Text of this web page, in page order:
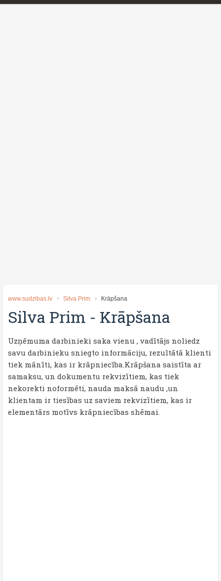
www.sudzibas.lv Silva Prim Krāpšana
Silva Prim - Krāpšana
Uzņēmuma darbinieki saka vienu , vadītājs noliedz
savu darbinieku sniegto informāciju, rezultātā klienti
tiek mānīti, kas ir krāpniecība.Krāpšana saistīta ar
samaksu, un dokumentu rekvizītiem, kas tiek
nekorekti noformēti, nauda maksā naudu ,un
klientam ir tiesības uz saviem rekvizītiem, kas ir
elementārs motīvs krāpniecības shēmai.